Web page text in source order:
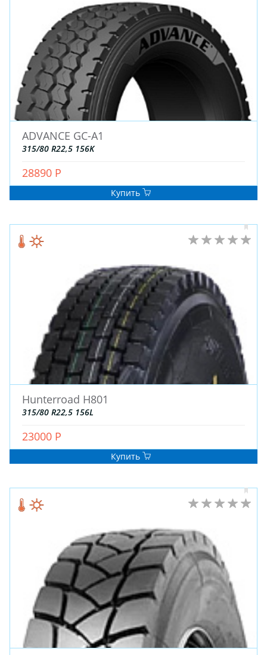
ЛЕТНИЕ
ДЛЯ СПЕЦТЕХНИКИ
ДЛЯ ГРУЗОВЫХ АВТО
ДЛЯ ГРУЗОВЫХ АВТО
ДЛЯ ЛЕГКОВЫХ АВТО
ШИНЫ
ДИСКИ
АККУМУЛЯТОРЫ
ADVANCE GC-A1
315/80 R22,5 156K
28890 Р
Купить
Hunterroad H801
315/80 R22,5 156L
23000 Р
Купить